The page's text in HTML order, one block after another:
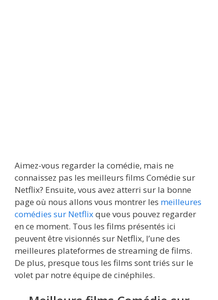
Aimez-vous regarder la comédie, mais ne
connaissez pas les meilleurs films Comédie sur
Netflix? Ensuite, vous avez atterri sur la bonne
page où nous allons vous montrer les meilleures
comédies sur Netflixque vous pouvez regarder
en ce moment. Tous les films présentés ici
peuvent être visionnés sur Netflix, l’une des
meilleures plateformes de streaming de films.
De plus, presque tous les films sont triés sur le
volet par notre équipe de cinéphiles.